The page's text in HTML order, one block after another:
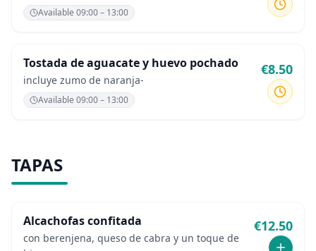
Available 09:00 – 13:00
Tostada de aguacate y huevo pochado
incluye zumo de naranja-
Available 09:00 – 13:00
€8.50
TAPAS
Alcachofas confitada
con berenjena, queso de cabra y un toque de
€12.50